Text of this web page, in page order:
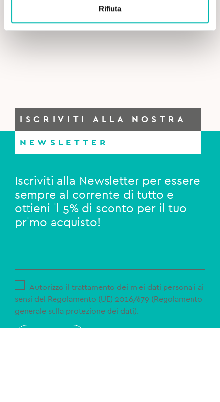
Rifiuta
ISCRIVITI ALLA NOSTRA
NEWSLETTER
Iscriviti alla Newsletter per essere
sempre al corrente di tutto e
ottieni il 5% di sconto per il tuo
primo acquisto!
Autorizzo il trattamento dei miei dati personali ai
sensi del Regolamento (UE) 2016/679 (Regolamento
generale sulla protezione dei dati).